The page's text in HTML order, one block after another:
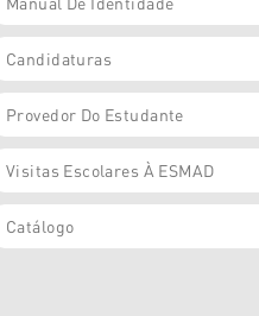
Candidaturas
Provedor Do Estudante
Visitas Escolares À ESMAD
Catálogo